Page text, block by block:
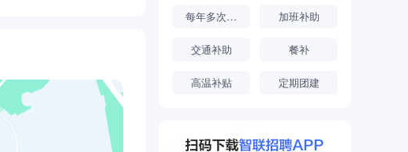
每年多次调薪 加班补助
交通补助 餐补
高温补贴 定期团建